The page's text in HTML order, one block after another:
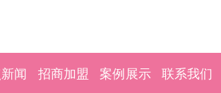
闻 招商加盟 案例展示 联系我们